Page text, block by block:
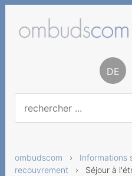
DE
ombudscom › Informations
recouvrement › Séjour à
Base